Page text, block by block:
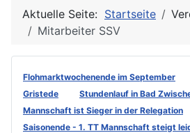
Aktuelle Seite: Startseite
Mitarbeiter SSV
Flohmarktwochenende im September
Gristede
Stundenlauf in Bad
Mannschaft ist Sieger in der Relegation
Saisonende - 1. TT Mannschaft steigt